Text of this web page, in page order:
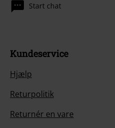
Start chat
Kundeservice
Hjælp
Returpolitik
Returnér en vare